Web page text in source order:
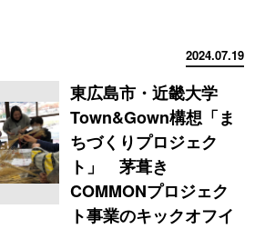
2024.07.19
東広島市・近畿大学
Town&Gown構想「ま
ちづくりプロジェク
ト」 茅葺き
COMMONプロジェク
ト事業のキックオフイ